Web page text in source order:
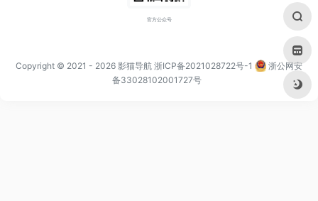
官方公众号
Copyright © 2021 - 2026 影猫导航 浙ICP备2021028722号-1
浙公网安
备33028102001727号